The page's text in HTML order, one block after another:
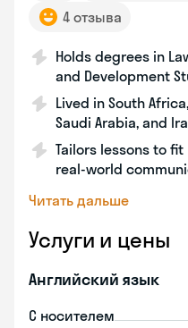
4 отзыва
Holds degrees in
and Development
Lived in South
Saudi Arabia, and
Tailors lessons to
real-world
Читать дальше
Услуги и цены
Английский язык
С носителем